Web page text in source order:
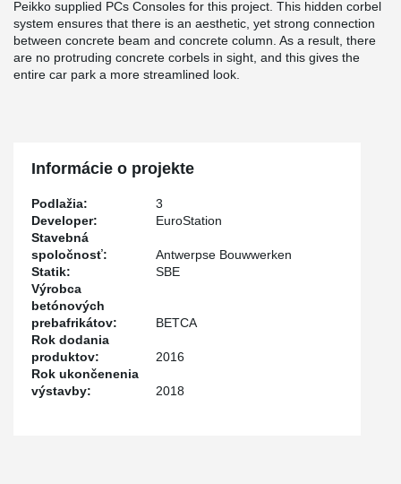
Peikko supplied PCs Consoles for this project. This hidden corbel
system ensures that there is an aesthetic, yet strong connection
between concrete beam and concrete column. As a result, there
are no protruding concrete corbels in sight, and this gives the
entire car park a more streamlined look.
Informácie o projekte
Podlažia:
3
Developer:
EuroStation
Stavebná
spoločnosť:
Antwerpse Bouwwerken
Statik:
SBE
Výrobca
betónových
prebafrikátov:
BETCA
Rok dodania
produktov:
2016
Rok ukončenenia
výstavby:
2018